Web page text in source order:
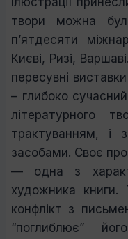
твори можна
п’ятдесяти
Києві, Ризі,
пересувні
– глибоко
літературного
трактуванням, і
засобами. Своє
— одна з
художника книги.
конфлікт з
“поглиблює”